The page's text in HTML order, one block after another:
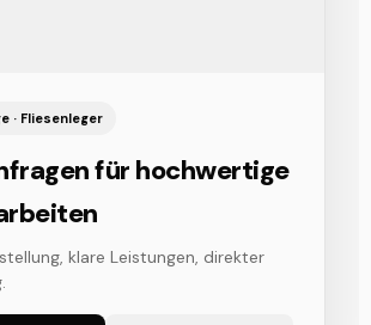
· Fliesenleger
für hochwertige
klare Leistungen, direkter